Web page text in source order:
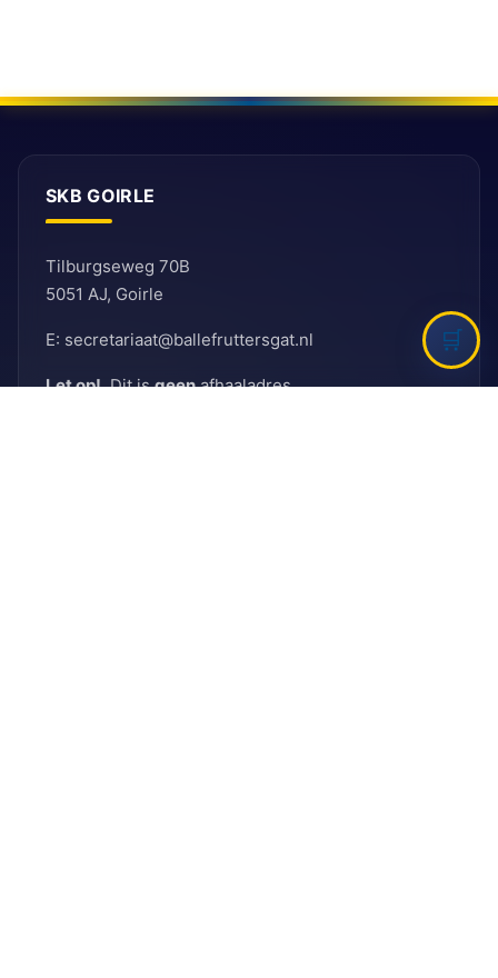
SKB GOIRLE
Tilburgseweg 70B
5051 AJ, Goirle
E: secretariaat@ballefruttersgat.nl
Let op!Dit isgeenafhaaladres.